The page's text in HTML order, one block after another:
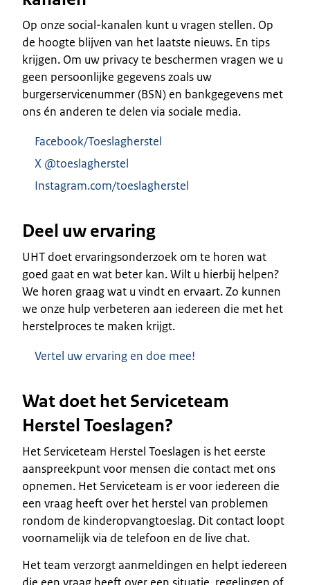
Op onze social-kanalen kunt u vragen stellen. Op
de hoogte blijven van het laatste nieuws. En tips
krijgen. Om uw privacy te beschermen vragen we u
geen persoonlijke gegevens zoals uw
burgerservicenummer (BSN) en bankgegevens met
ons én anderen te delen via sociale media.
Facebook/Toeslagherstel
X @toeslagherstel
Instagram.com/toeslagherstel
Deel uw ervaring
UHT doet ervaringsonderzoek om te horen wat
goed gaat en wat beter kan. Wilt u hierbij helpen?
We horen graag wat u vindt en ervaart. Zo kunnen
we onze hulp verbeteren aan iedereen die met het
herstelproces te maken krijgt.
Vertel uw ervaring en doe mee!
Wat doet het Serviceteam
Herstel Toeslagen?
Het Serviceteam Herstel Toeslagen is het eerste
aanspreekpunt voor mensen die contact met ons
opnemen. Het Serviceteam is er voor iedereen die
een vraag heeft over het herstel van problemen
rondom de kinderopvangtoeslag. Dit contact loopt
voornamelijk via de telefoon en de live chat.
Het team verzorgt aanmeldingen en helpt iedereen